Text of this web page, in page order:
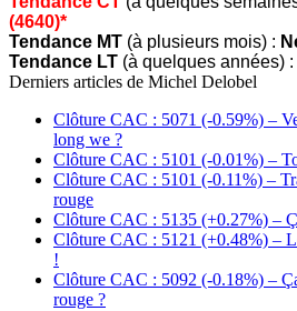
(4640)*
Tendance MT (à plusieurs mois) :
Tendance LT (à quelques années) :
Derniers articles de Michel Delobel
Clôture CAC : 5071 (-0.59%) –
long we ?
Clôture CAC : 5101 (-0.01%) –
Clôture CAC : 5101 (-0.11%) –
rouge
Clôture CAC : 5135 (+0.27%) –
Clôture CAC : 5121 (+0.48%) –
!
Clôture CAC : 5092 (-0.18%) –
rouge ?